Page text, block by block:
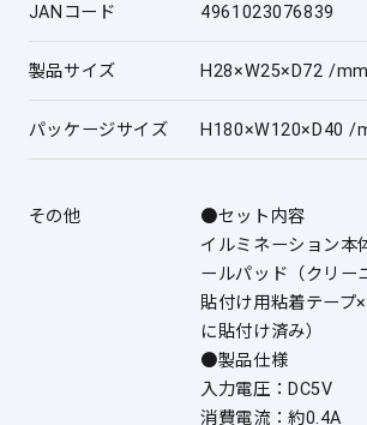
JANコード 4961023076839
製品サイズ H28×W25×D72 /mm
パッケージサイズ H180×W120×D40 /
その他
●セット内容
イルミネーション本
ールパッド（クリー
貼付け用粘着テープ
に貼付け済み）
●製品仕様
入力電圧：DC5V
消費電流：約0.4A